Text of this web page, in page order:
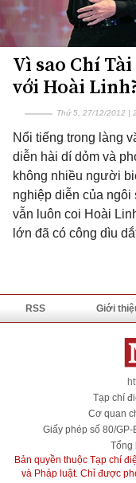
Vì sao Chí
với Hoài
Thứ 5, 27/12/2012 |
Nổi tiếng trong làng
diễn hài dí dỏm và
không nhiều người
nghiệp diễn của
vẫn luôn coi Hoài
lớn đã có công dìu
RSS Giới
Tạp chí
Cơ quan
Giấy phép số 80/GP-
Tổng
Bản quyền thuộc Tạp chí
và Pháp luật. Chỉ được